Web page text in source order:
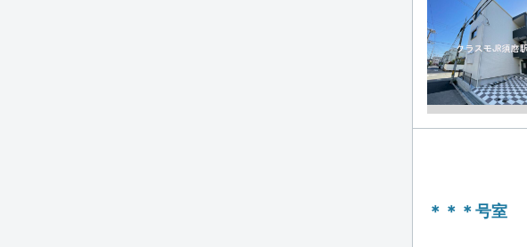
＊＊＊号室